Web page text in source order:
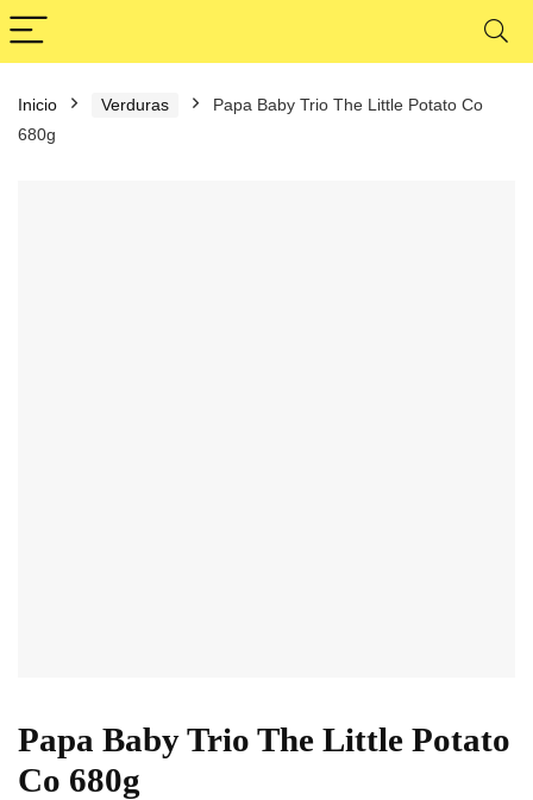
Inicio Verduras
Papa Baby Trio The Little Potato Co
680g
Papa Baby Trio The Little Potato
Co 680g